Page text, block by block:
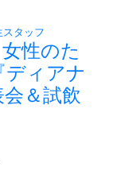
スタッフ
性のた
ィアナ
＆試飲